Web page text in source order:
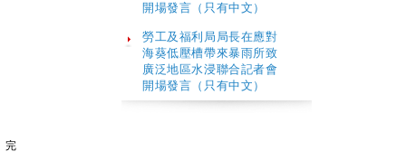
開場發言（只有中文）
勞工及福利局局長在應對
海葵低壓槽帶來暴雨所致
廣泛地區水浸聯合記者會
開場發言（只有中文）
完